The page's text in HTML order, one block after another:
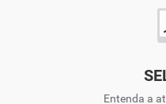
Entenda a